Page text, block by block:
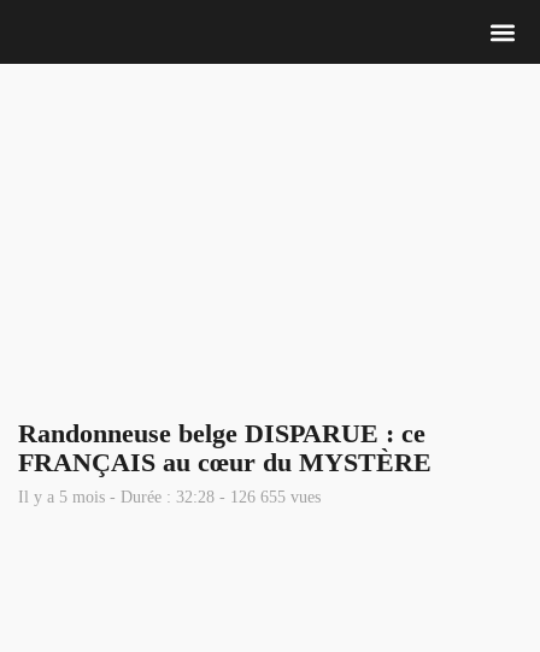
Randonneuse belge DISPARUE : ce
FRANÇAIS au cœur du MYSTÈRE
Il y a 5 mois - Durée : 32:28 - 126 655 vues